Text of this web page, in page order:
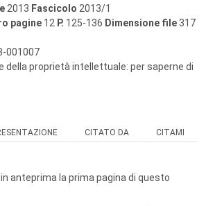
2013 Fascicolo 2013/1
pagine 12 P. 125-136 Dimensione file 317
001007
della proprietà intellettuale: per saperne di
CITATO DA CITAMI
anteprima la prima pagina di questo